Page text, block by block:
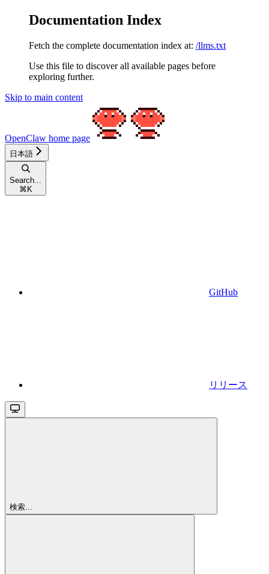
Documentation Index
Fetch the complete documentation index at: /llms.txt
Use this file to discover all available pages before
exploring further.
Skip to main content
OpenClaw home page
日本語
Search...
⌘ K
GitHub
リリース
検索...